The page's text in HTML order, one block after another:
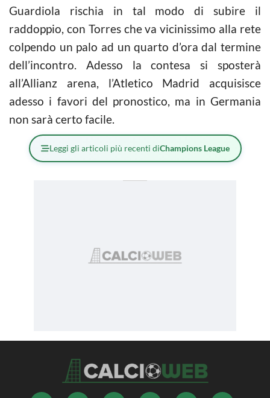
Guardiola rischia in tal modo di subire il
raddoppio, con Torres che va vicinissimo alla rete
colpendo un palo ad un quarto d’ora dal termine
dell’incontro. Adesso la contesa si sposterà
all’Allianz arena, l’Atletico Madrid acquisisce
adesso i favori del pronostico, ma in Germania
non sarà certo facile.
Leggi gli articoli più recenti diChampions League